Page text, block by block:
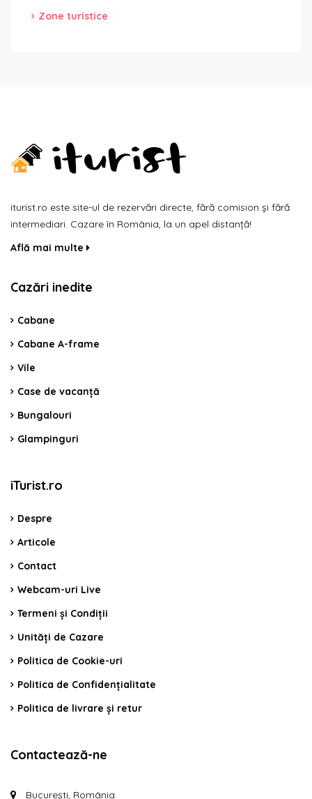
Zone turistice
iturist.ro este site-ul de rezervări directe, fără comision și fără
intermediari. Cazare în România, la un apel distanță!
Află mai multe
Cazări inedite
Cabane
Cabane A-frame
Vile
Case de vacanță
Bungalouri
Glampinguri
iTurist.ro
Despre
Articole
Contact
Webcam-uri Live
Termeni și Condiții
Unități de Cazare
Politica de Cookie-uri
Politica de Confidențialitate
Politica de livrare și retur
Contactează-ne
București, România